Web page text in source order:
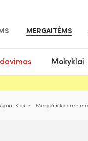
MERGAITĖMS
Mokyklai
Kids Mergaitiška suknelė